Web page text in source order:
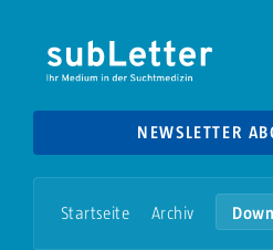
NEWSLETTER
Startseite Archiv